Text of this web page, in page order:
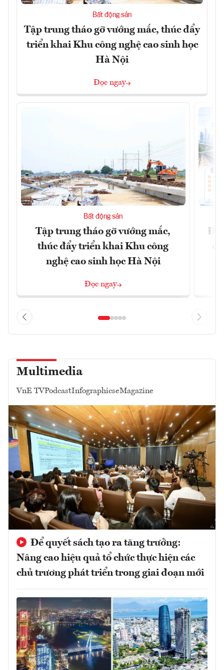
Bất động sản
Tập trung tháo gỡ vướng mắc, thúc đẩy
triển khai Khu công nghệ cao sinh học
Hà Nội
Đọc ngay
Bất động sản
Tập trung tháo gỡ vướng mắc,
thúc đẩy triển khai Khu công
nghệ cao sinh học Hà Nội
Đọc ngay
Multimedia
VnE TVPodcastInfographicseMagazine
Để quyết sách tạo ra tăng trưởng:
Nâng cao hiệu quả tổ chức thực hiện các
chủ trương phát triển trong giai đoạn mới